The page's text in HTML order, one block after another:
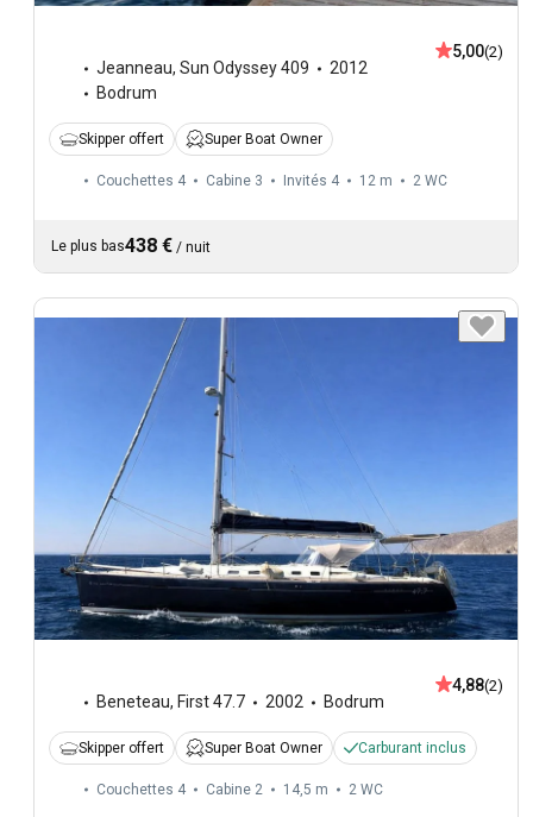
Jeanneau, Sun Odyssey 409
2012
Bodrum
5,00(2)
Skipper offert Super Boat Owner
Couchettes 4 Cabine 3 Invités 4 12 m 2 WC
Le plus bas438 € / nuit
Beneteau, First 47.7 2002 Bodrum
4,88(2)
Skipper offert Super Boat Owner Carburant inclus
Couchettes 4 Cabine 2 14,5 m 2 WC